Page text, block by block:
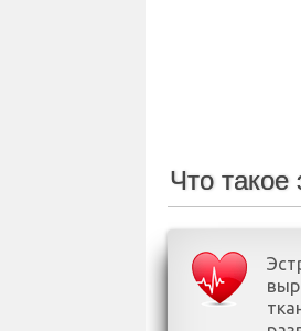
Что такое